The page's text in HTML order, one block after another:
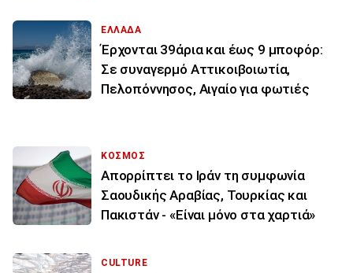
ΕΛΛΑΔΑ
Έρχονται 39άρια και έως 9 μποφόρ:
Σε συναγερμό Αττικοιβοιωτία,
Πελοπόννησος, Αιγαίο για φωτιές
ΚΟΣΜΟΣ
Απορρίπτει το Ιράν τη συμφωνία
Σαουδικής Αραβίας, Τουρκίας και
Πακιστάν - «Είναι μόνο στα χαρτιά»
CULTURE